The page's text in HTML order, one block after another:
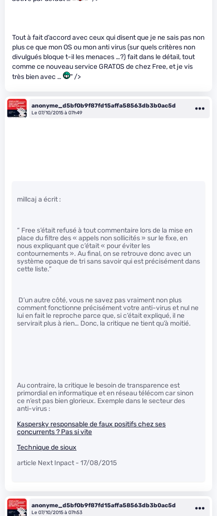
Tout à fait d’accord avec ceux qui disent que je ne sais pas non
plus ce que mon OS ou mon anti virus (sur quels critères non
divulgués bloque t-il les menaces …?) fait dans le détail, tout
comme ce nouveau service GRATOS de chez Free, et je vis
très bien avec …
" />
anonyme_d5bf0b9f87fd15affa58563db3b0ac5d
Le 07/10/2015 à 07h49
millcaj a écrit :
“ Free s’était refusé à tout commentaire lors de la mise en
place du filtre des « appels non sollicités » sur le fixe, en
nous expliquant que c’était « pour éviter les
contournements ». Au final, on se retrouve donc avec un
système opaque de tri sans savoir qui est précisément dans
cette liste.”
D’un autre côté, vous ne savez pas vraiment non plus
comment fonctionne précisément votre anti-virus et nul ne
lui en fait le reproche parce que, si c’était expliqué, il ne
servirait plus à rien… Donc, la critique ne tient qu’à moitié.
Au contraire, la critique le besoin de transparence est
primordial en informatique et en réseau télécom car sinon
ce n’est pas bien glorieux. Exemple dans le secteur des
anti-virus :
Kaspersky responsable de faux positifs chez ses
concurrents ? Pas si vite
Technique de sioux
article Next Inpact - 17/08/2015
anonyme_d5bf0b9f87fd15affa58563db3b0ac5d
Le 07/10/2015 à 07h53